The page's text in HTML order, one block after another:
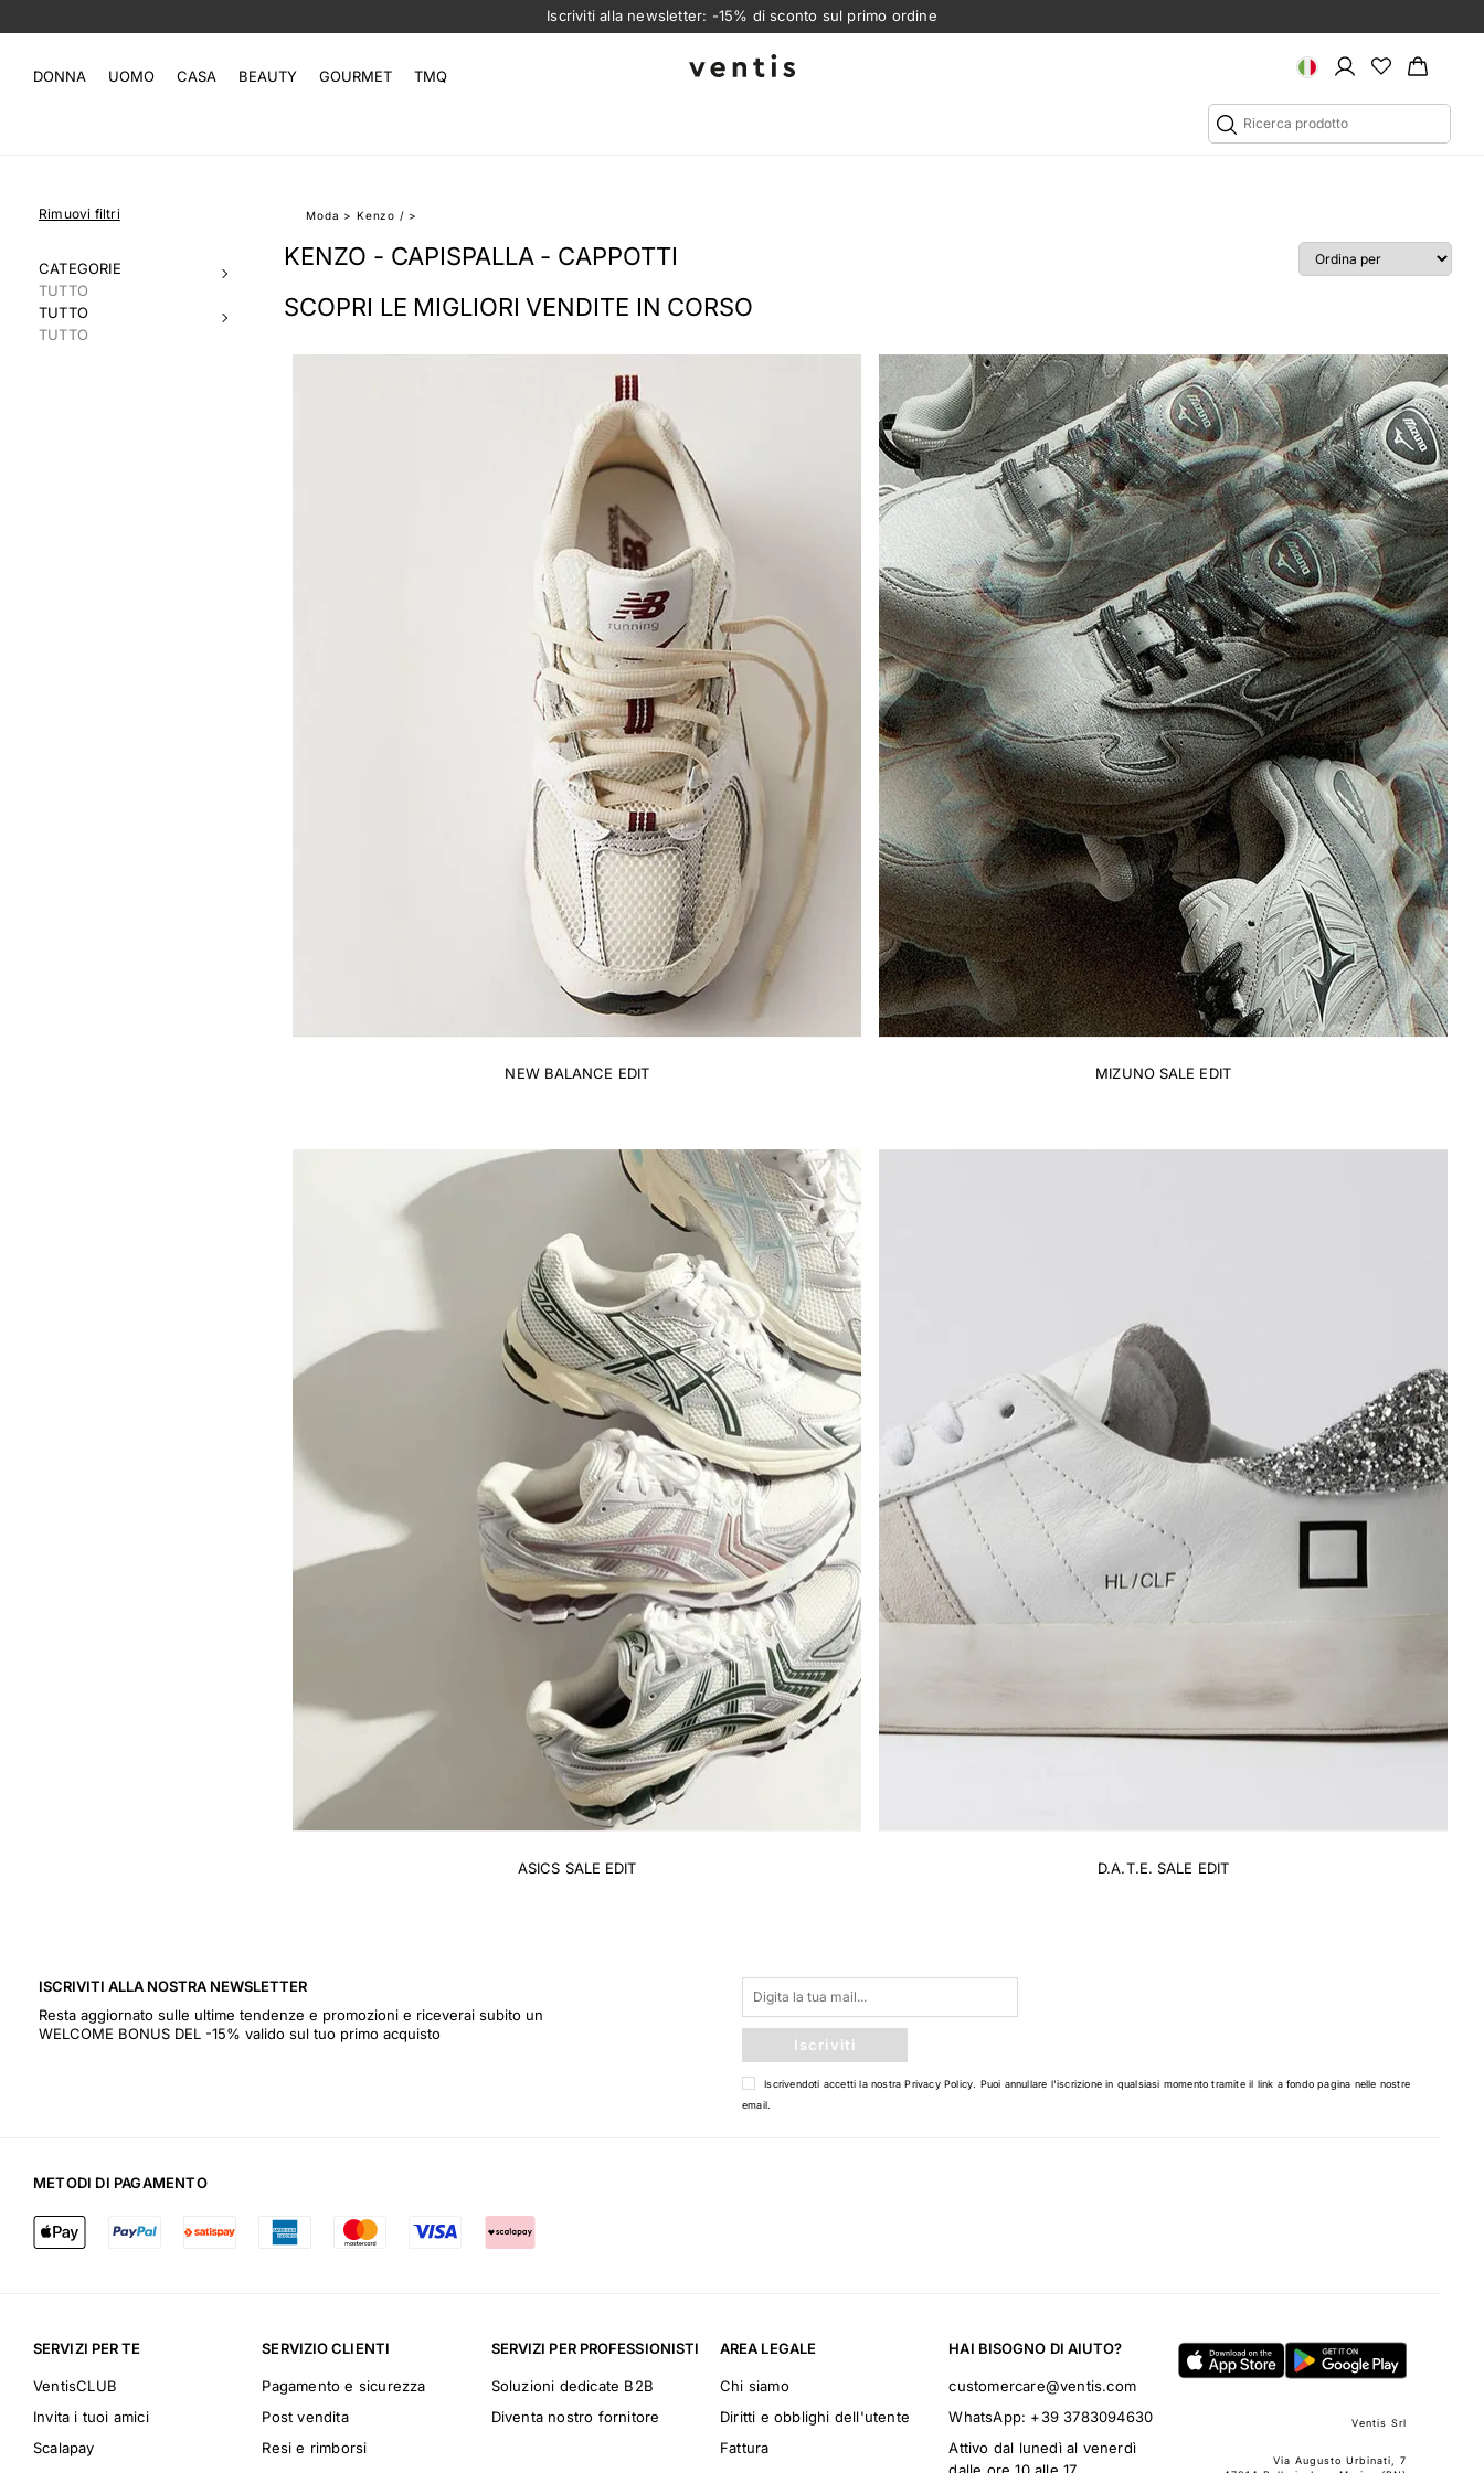
Iscriviti alla newsletter: -15% di sconto sul primo ordine
Ventis
DONNA UOMO CASA BEAUTY GOURMET TMQ
Moda > Kenzo / >
KENZO - CAPISPALLA - CAPPOTTI
SCOPRI LE MIGLIORI VENDITE IN CORSO
NEW BALANCE EDIT MIZUNO SALE EDIT
ASICS SALE EDIT D.A.T.E. SALE EDIT
Rimuovi filtri
CATEGORIE
TUTTO
TUTTO
TUTTO
ISCRIVITI ALLA NOSTRA NEWSLETTER
Resta aggiornato sulle ultime tendenze e promozioni e riceverai subito un
WELCOME BONUS DEL -15% valido sul tuo primo acquisto
Iscriviti
Iscrivendoti accetti la nostraPrivacy Policy . Puoi annullare l'iscrizione in qualsiasi momento tramite il link a fondo pagina nelle nostre
email.
METODI DI PAGAMENTO
SERVIZI PER TE
VentisCLUB
Invita i tuoi amici
Scalapay
SERVIZIO CLIENTI
Pagamento e sicurezza
Post vendita
Resi e rimborsi
SERVIZI PER PROFESSIONISTI
Soluzioni dedicate B2B
Diventa nostro fornitore
AREA LEGALE
Chi siamo
Diritti e obblighi dell'utente
Fattura
HAI BISOGNO DI AIUTO?
customercare@ventis.com
WhatsApp: +39 3783094630
Attivo dal lunedì al venerdì
dalle ore 10 alle 17
Ventis Srl
Via Augusto Urbinati, 7